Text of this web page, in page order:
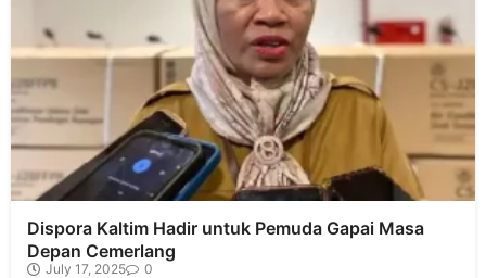
Dispora Kaltim Hadir untuk Pemuda Gapai Masa
Depan Cemerlang
July 17, 2025 0